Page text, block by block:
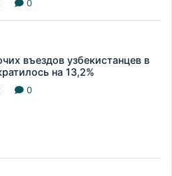
0
въездов узбекистанцев в
на 13,2%
0